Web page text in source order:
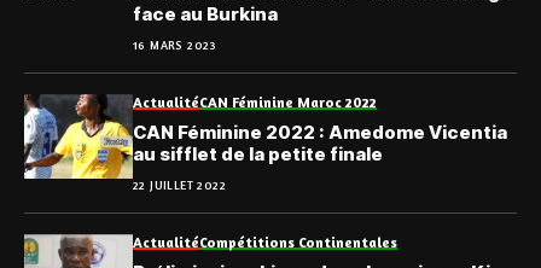
face au Burkina
16 MARS 2023
ActualitéCAN Féminine Maroc 2022
CAN Féminine 2022 : Amedome Vicentia
au sifflet de la petite finale
22 JUILLET 2022
ActualitéCompétitions Continentales